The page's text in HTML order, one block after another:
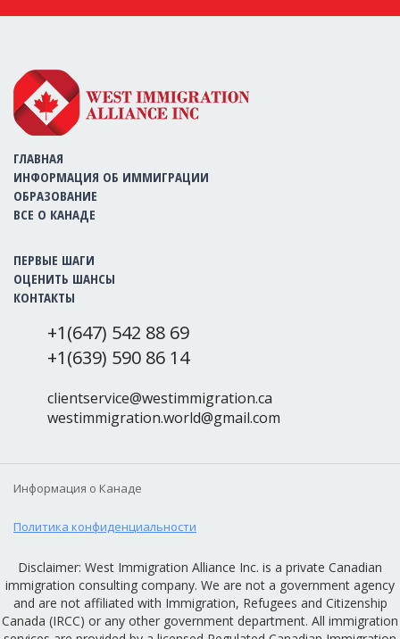
ГЛАВНАЯ
ИНФОРМАЦИЯ ОБ ИММИГРАЦИИ
ОБРАЗОВАНИЕ
ВСЕ О КАНАДЕ
ПЕРВЫЕ ШАГИ
ОЦЕНИТЬ ШАНСЫ
КОНТАКТЫ
+1(647) 542 88 69
+1(639) 590 86 14
clientservice@westimmigration.ca
westimmigration.world@gmail.com
Информация о Канаде
Политика конфиденциальности
Disclaimer: West Immigration Alliance Inc. is a private Canadian
immigration consulting company. We are not a government agency
and are not affiliated with Immigration, Refugees and Citizenship
Canada (IRCC) or any other government department. All immigration